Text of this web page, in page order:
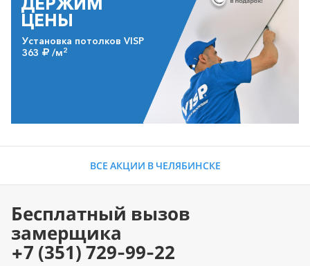
ЦЕНЫ
Установка потолков VISP
363
/м2
ВСЕ АКЦИИ В ЧЕЛЯБИНСКЕ
Бесплатный вызов
замерщика
+7 (351) 729-99-22